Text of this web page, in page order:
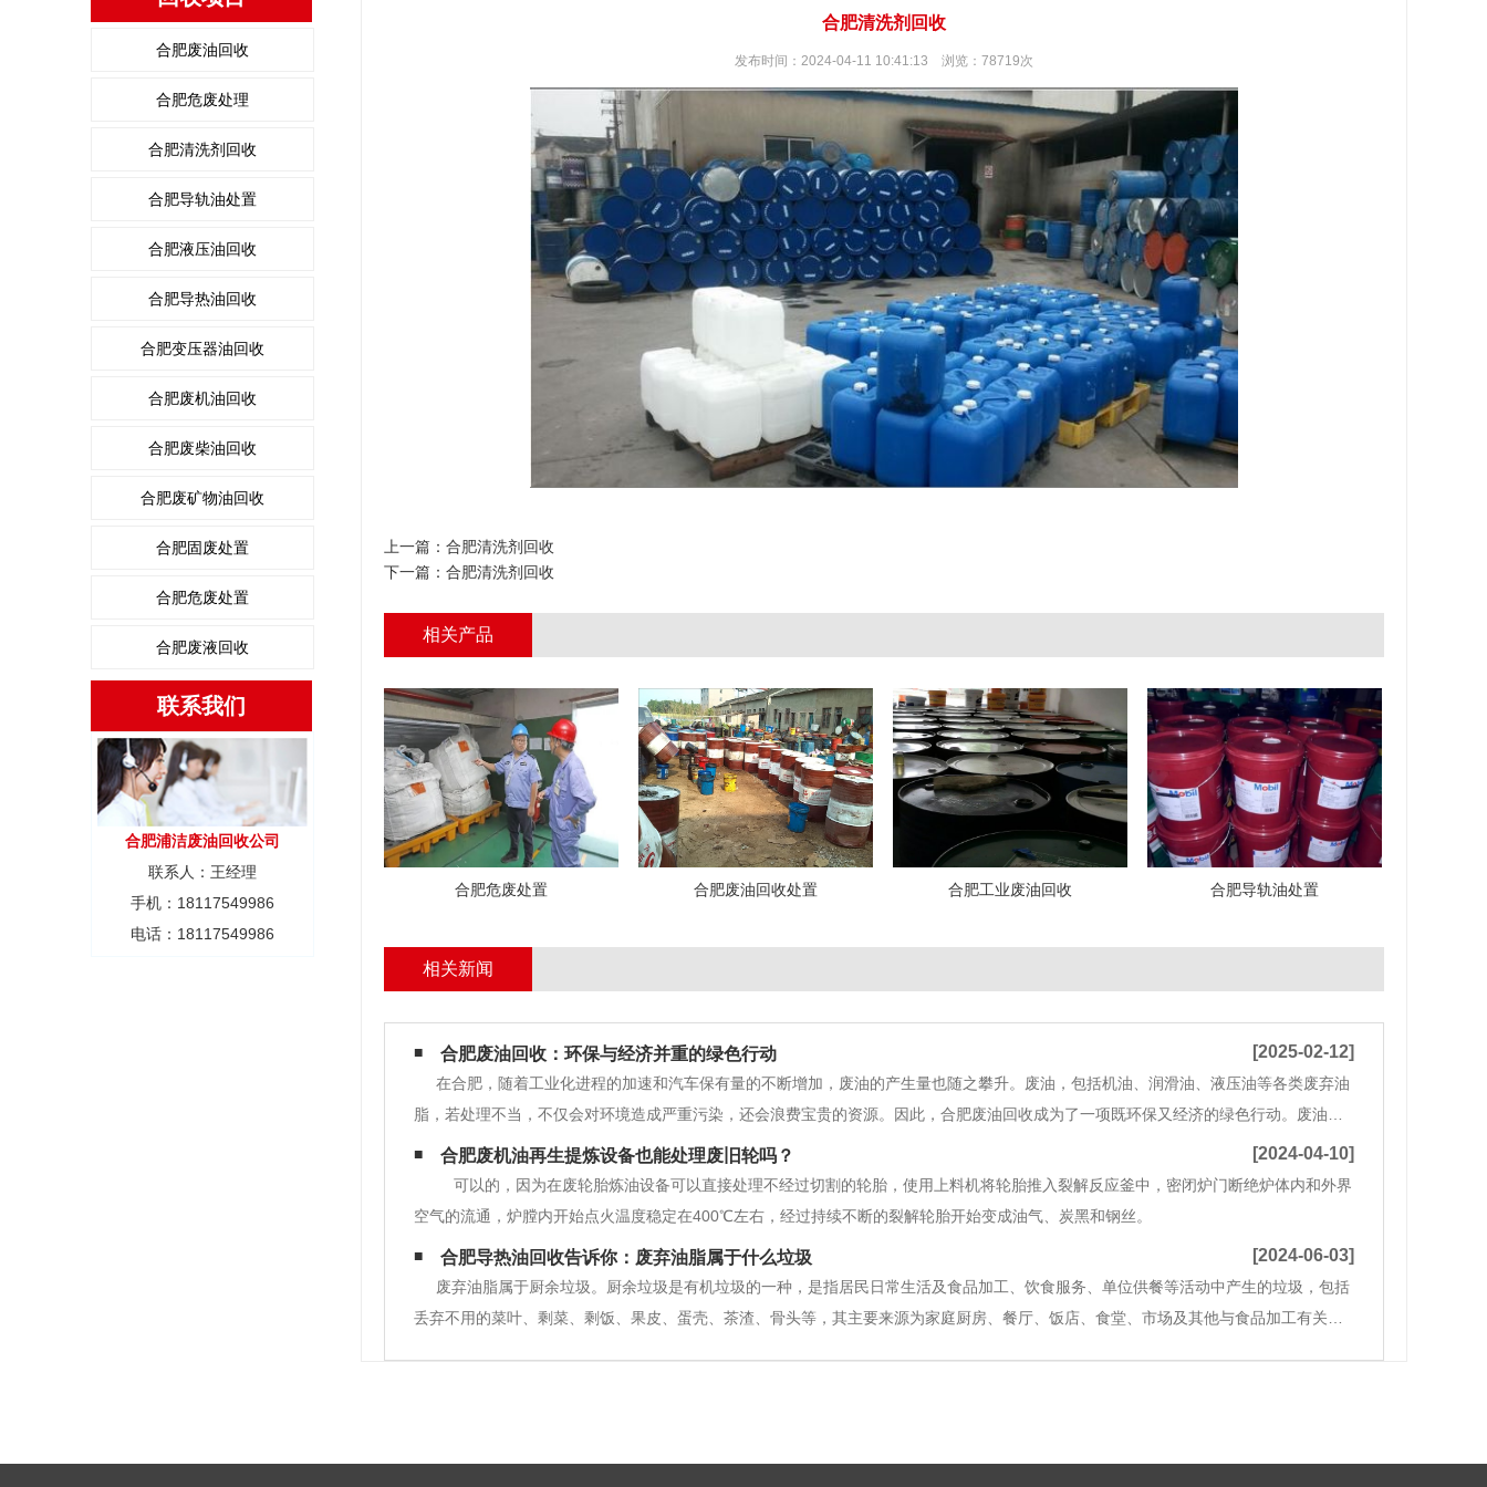
合肥废油回收
合肥危废处理
合肥清洗剂回收
合肥导轨油处置
合肥液压油回收
合肥导热油回收
合肥变压器油回收
合肥废机油回收
合肥废柴油回收
合肥废矿物油回收
合肥固废处置
合肥危废处置
合肥废液回收
联系我们
合肥浦洁废油回收公司
联系人：王经理
手机：18117549986
电话：18117549986
合肥清洗剂回收
发布时间：2024-04-11 10:41:13 浏览：78719次
上一篇： 合肥清洗剂回收
下一篇： 合肥清洗剂回收
相关产品
合肥危废处置 合肥废油回收处置 合肥工业废油回收 合肥导轨油处置
相关新闻
合肥废油回收：环保与经济并重的绿色行动 [2025-02-12]
在合肥，随着工业化进程的加速和汽车保有量的不断增加，废油的产生量也随之攀升。废油，包括机油、润滑油、液压油等各类废弃油
脂，若处理不当，不仅会对环境造成严重污染，还会浪费宝贵的资源。因此，合肥废油回收成为了一项既环保又经济的绿色行动。废油回
收的重要性废油中含有大量的有害物质，如重金属、化学物质等，如果随意倾倒或排放，会严重污染土壤、水源和空气，对生态环境造成
不可逆转的损害。同时，废油也是一种可回收资
合肥废机油再生提炼设备也能处理废旧轮吗？ [2024-04-10]
可以的，因为在废轮胎炼油设备可以直接处理不经过切割的轮胎，使用上料机将轮胎推入裂解反应釜中，密闭炉门断绝炉体内和外界
空气的流通，炉膛内开始点火温度稳定在400℃左右，经过持续不断的裂解轮胎开始变成油气、炭黑和钢丝。
合肥导热油回收告诉你：废弃油脂属于什么垃圾 [2024-06-03]
废弃油脂属于厨余垃圾。厨余垃圾是有机垃圾的一种，是指居民日常生活及食品加工、饮食服务、单位供餐等活动中产生的垃圾，包括
丢弃不用的菜叶、剩菜、剩饭、果皮、蛋壳、茶渣、骨头等，其主要来源为家庭厨房、餐厅、饭店、食堂、市场及其他与食品加工有关的